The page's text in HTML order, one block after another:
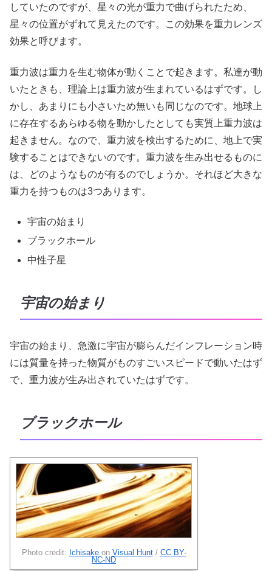
していたのですが、星々の光が重力で曲げられたため、
星々の位置がずれて見えたのです。この効果を重力レンズ
効果と呼びます。
重力波は重力を生む物体が動くことで起きます。私達が動
いたときも、理論上は重力波が生まれているはずです。し
かし、あまりにも小さいため無いも同じなのです。地球上
に存在するあらゆる物を動かしたとしても実質上重力波は
起きません。なので、重力波を検出するために、地上で実
験することはできないのです。重力波を生み出せるものに
は、どのようなものが有るのでしょうか。それほど大きな
重力を持つものは3つあります。
宇宙の始まり
ブラックホール
中性子星
宇宙の始まり
宇宙の始まり、急激に宇宙が膨らんだインフレーション時
には質量を持った物質がものすごいスピードで動いたはず
で、重力波が生み出されていたはずです。
ブラックホール
Photo credit: Ιchisakeon Visual Hunt/ CC BY-
NC-ND